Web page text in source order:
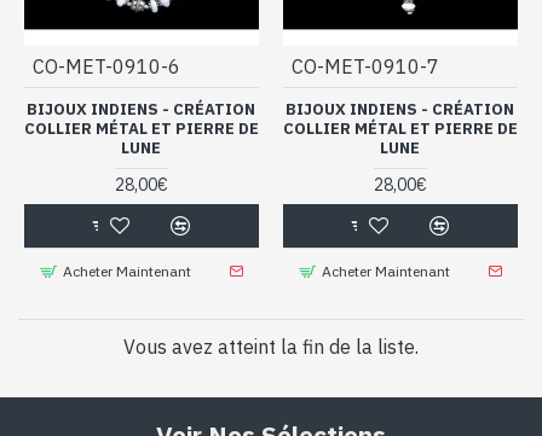
CO-MET-0910-6
BIJOUX INDIENS - CRÉATION
COLLIER MÉTAL ET PIERRE DE
LUNE
28,00€
Acheter Maintenant
CO-MET-0910-7
BIJOUX INDIENS - CRÉATION
COLLIER MÉTAL ET PIERRE DE
LUNE
28,00€
Acheter Maintenant
Vous avez atteint la fin de la liste.